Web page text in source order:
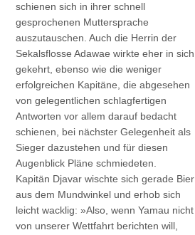
schienen sich in ihrer schnell
gesprochenen Muttersprache
auszutauschen. Auch die Herrin der
Sekalsflosse Adawae wirkte eher in sich
gekehrt, ebenso wie die weniger
erfolgreichen Kapitäne, die abgesehen
von gelegentlichen schlagfertigen
Antworten vor allem darauf bedacht
schienen, bei nächster Gelegenheit als
Sieger dazustehen und für diesen
Augenblick Pläne schmiedeten.
Kapitän Djavar wischte sich gerade Bier
aus dem Mundwinkel und erhob sich
leicht wacklig: »Also, wenn Yamau nicht
von unserer Wettfahrt berichten will,